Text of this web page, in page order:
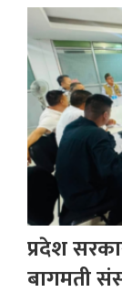
प्रदेश
बागमती